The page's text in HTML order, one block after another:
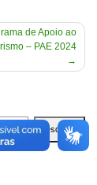
de Apoio ao
– PAE 2024
Pesquisar